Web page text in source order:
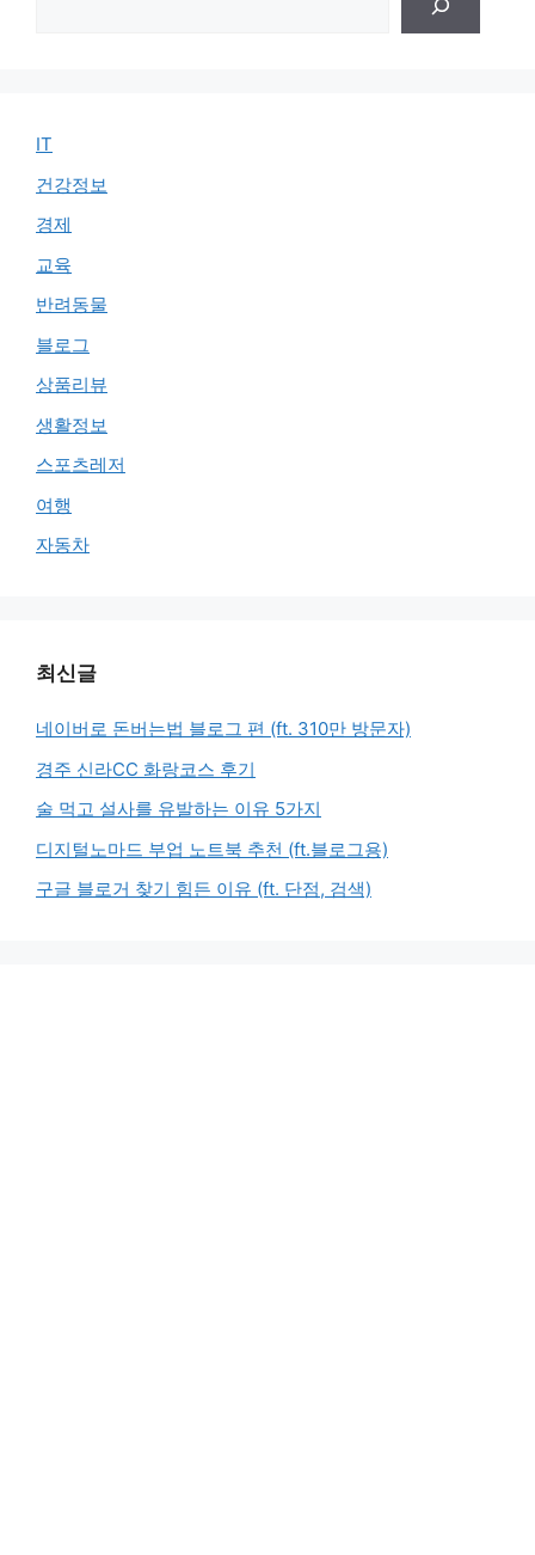
IT
건강정보
경제
교육
반려동물
블로그
상품리뷰
생활정보
스포츠레저
여행
자동차
최신글
네이버로 돈버는법 블로그 편 (ft. 310만 방문자)
경주 신라CC 화랑코스 후기
술 먹고 설사를 유발하는 이유 5가지
디지털노마드 부업 노트북 추천 (ft.블로그용)
구글 블로거 찾기 힘든 이유 (ft. 단점, 검색)